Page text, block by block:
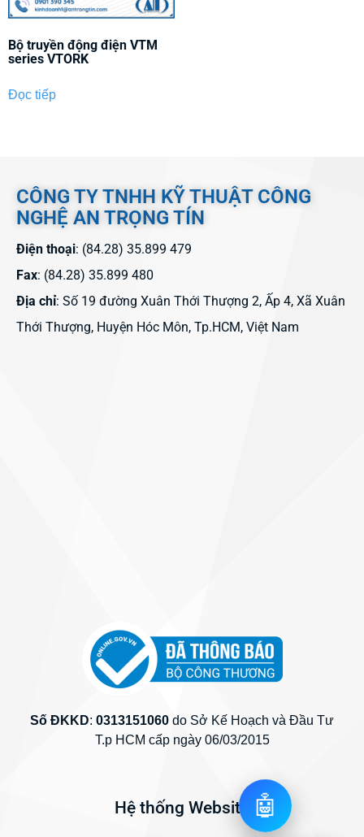
Bộ truyền động điện VTM
series VTORK
Đọc tiếp
CÔNG TY TNHH KỸ THUẬT CÔNG
NGHỆ AN TRỌNG TÍN
Điện thoại: (84.28) 35.899 479
Fax: (84.28) 35.899 480
Địa chỉ: Số 19 đường Xuân Thới Thượng 2, Ấp 4, Xã Xuân
Thới Thượng, Huyện Hóc Môn, Tp.HCM, Việt Nam
Số ĐKKD: 0313151060 do Sở Kế Hoạch và Đầu Tư
T.p HCM cấp ngày 06/03/2015
Hệ thống Website 🤖